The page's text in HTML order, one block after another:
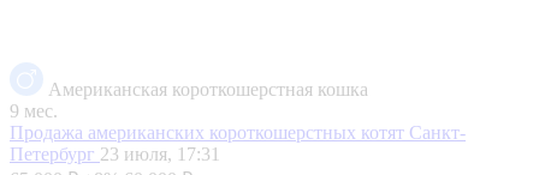
Американская короткошерстная кошка
9 мес.
Продажа американских короткошерстных котят Санкт-
Петербург 23 июля, 17:31